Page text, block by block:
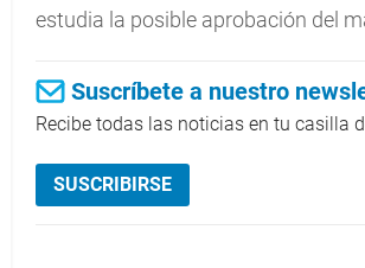
estudia la posible aprobación del
Suscríbete a nuestro
Recibe todas las noticias en tu casilla
SUSCRIBIRSE